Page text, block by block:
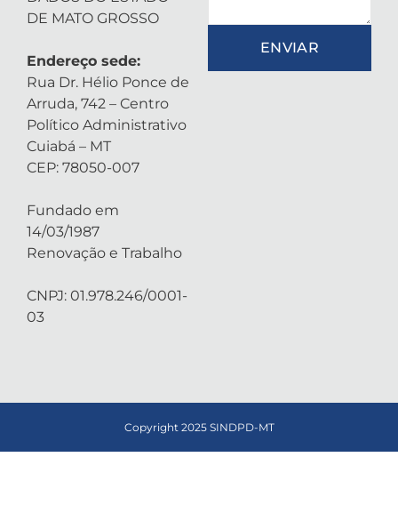
DE MATO GROSSO
Endereço sede:
Rua Dr. Hélio Ponce de
Arruda, 742 – Centro
Político Administrativo
Cuiabá – MT
CEP: 78050-007
Fundado em
14/03/1987
Renovação e Trabalho
CNPJ: 01.978.246/0001-
03
ENVIAR
Copyright 2025 SINDPD-MT